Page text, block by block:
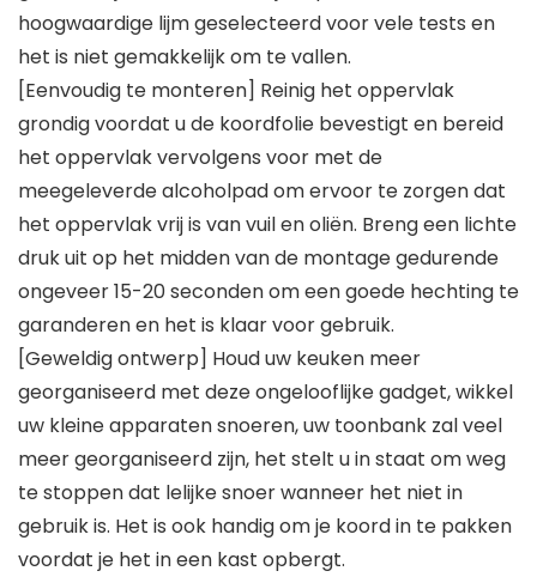
hoogwaardige lijm geselecteerd voor vele tests en
het is niet gemakkelijk om te vallen.
[Eenvoudig te monteren] Reinig het oppervlak
grondig voordat u de koordfolie bevestigt en bereid
het oppervlak vervolgens voor met de
meegeleverde alcoholpad om ervoor te zorgen dat
het oppervlak vrij is van vuil en oliën. Breng een lichte
druk uit op het midden van de montage gedurende
ongeveer 15-20 seconden om een goede hechting te
garanderen en het is klaar voor gebruik.
[Geweldig ontwerp] Houd uw keuken meer
georganiseerd met deze ongelooflijke gadget, wikkel
uw kleine apparaten snoeren, uw toonbank zal veel
meer georganiseerd zijn, het stelt u in staat om weg
te stoppen dat lelijke snoer wanneer het niet in
gebruik is. Het is ook handig om je koord in te pakken
voordat je het in een kast opbergt.